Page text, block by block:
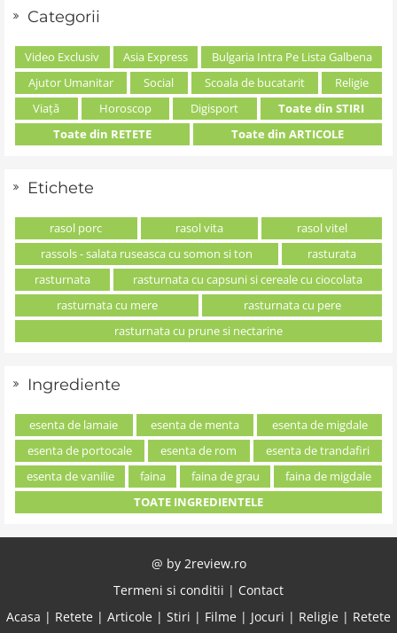
Categorii
Video Exclusiv Asia Express
Bulgaria Intra Pe Lista Galbena
Ajutor Umanitar
Social Scoala de bucatarit
Religie
Viață
Horoscop Digisport
Toate din STIRI
Toate din RETETE
Toate din ARTICOLE
Etichete
rasol porc rasol vita
rasol vitel
rassols - salata ruseasca cu somon si ton
rasturata
rasturnata
rasturnata cu capsuni si cereale cu ciocolata
rasturnata cu mere
rasturnata cu pere
rasturnata cu prune si nectarine
Ingrediente
esenta de lamaie esenta de menta
esenta de migdale
esenta de portocale
esenta de rom
esenta de trandafiri
esenta de vanilie
faina faina de grau
faina de migdale
TOATE INGREDIENTELE
@ by 2review.ro
Termeni si conditii | Contact
Acasa | Retete | Articole | Stiri | Filme | Jocuri | Religie | Retete